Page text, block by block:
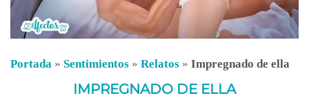
Portada » Sentimientos » Relatos » Impregnado de ella
IMPREGNADO DE ELLA